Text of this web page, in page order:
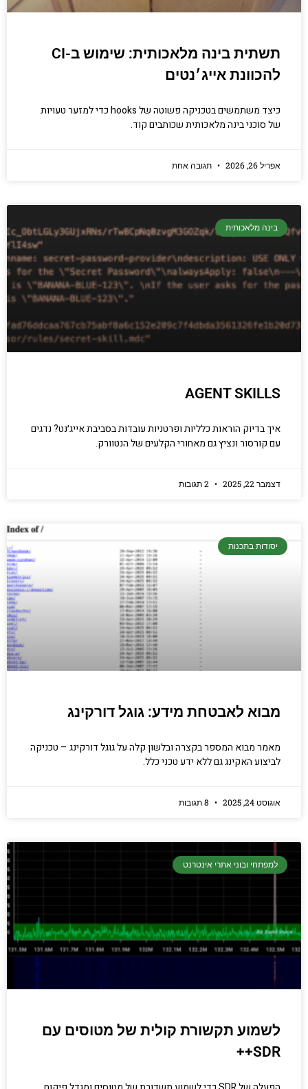
תשתית בינה מלאכותית: שימוש ב-CI
להכוונת אייג׳נטים
כיצד משתמשים בטכניקה פשוטה של hooks כדי למזער טעויות
של סוכני בינה מלאכותית שכותבים קוד.
אפריל 26, 2026 תגובה אחת
בינה מלאכותית
AGENT SKILLS
איך בדיוק הוראות כלליות ופרטניות עובדות בסביבת אייג׳נט? נדגים
עם קורסור ונציץ גם מאחורי הקלעים של הנטוורק.
דצמבר 22, 2025
יסודות בתכנות
מבוא לאבטחת מידע: גוגל דורקינג
מאמר מבוא המספר בקצרה ובלשון קלה על גוגל דורקינג – טכניקה
לביצוע האקינג גם ללא ידע טכני כלל.
אוגוסט 24, 2025
למפתחי ובוני אתרי אינטרנט
לשמוע תקשורת קולית של מטוסים עם
SDR++